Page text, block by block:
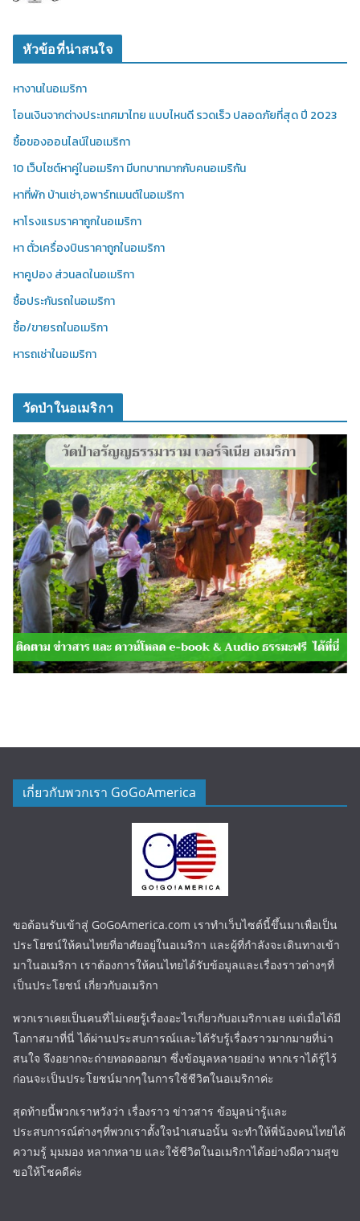
หัวข้อที่น่าสนใจ
หางานในอเมริกา
โอนเงินจากต่างประเทศมาไทย แบบไหนดี รวดเร็ว ปลอดภัยที่สุด ปี 2023
ซื้อของออนไลน์ในอเมริกา
10 เว็บไซต์หาคู่ในอเมริกา มีบทบาทมากกับคนอเมริกัน
หาที่พัก บ้านเช่า,อพาร์ทเมนต์ในอเมริกา
หาโรงแรมราคาถูกในอเมริกา
หา ตั๋วเครื่องบินราคาถูกในอเมริกา
หาคูปอง ส่วนลดในอเมริกา
ซื้อประกันรถในอเมริกา
ซื้อ/ขายรถในอเมริกา
หารถเช่าในอเมริกา
วัดป่าในอเมริกา
เกี่ยวกับพวกเรา GoGoAmerica
ขอต้อนรับเข้าสู่ GoGoAmerica.com เราทำเว็บไซต์นี้ขึ้นมาเพื่อเป็น
ประโยชน์ให้คนไทยที่อาศัยอยู่ในอเมริกา และผู้ที่กำลังจะเดินทางเข้า
มาในอเมริกา เราต้องการให้คนไทยได้รับข้อมูลและเรื่องราวต่างๆที่
เป็นประโยชน์ เกี่ยวกับอเมริกา
พวกเราเคยเป็นคนที่ไม่เคยรู้เรื่องอะไรเกี่ยวกับอเมริกาเลย แต่เมื่อได้มี
โอกาสมาที่นี่ ได้ผ่านประสบการณ์และได้รับรู้เรื่องราวมากมายที่น่า
สนใจ จึงอยากจะถ่ายทอดออกมา ซึ่งข้อมูลหลายอย่าง หากเราได้รู้ไว้
ก่อนจะเป็นประโยชน์มากๆในการใช้ชีวิตในอเมริกาค่ะ
สุดท้ายนี้พวกเราหวังว่า เรื่องราว ข่าวสาร ข้อมูลน่ารู้และ
ประสบการณ์ต่างๆที่พวกเราตั้งใจนำเสนอนั้น จะทำให้พี่น้องคนไทยได้
ความรู้ มุมมอง หลากหลาย และใช้ชีวิตในอเมริกาได้อย่างมีความสุข
ขอให้โชคดีค่ะ